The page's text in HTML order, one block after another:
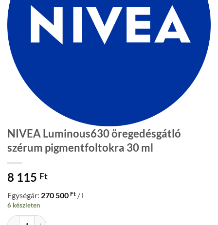
NIVEA Luminous630 öregedésgátló
szérum pigmentfoltokra 30 ml
8 115 Ft
Egységár: 270 500 Ft / l
6 készleten
NIVEA Luminous630 öregedésgátló szérum pigmentfoltokra 30 ml